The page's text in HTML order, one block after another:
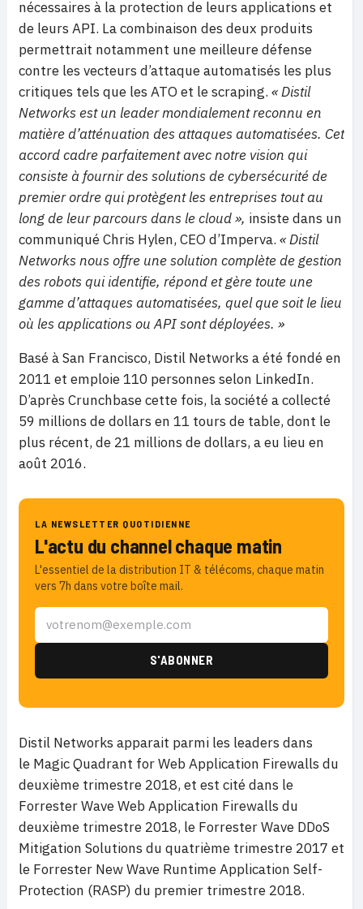
nécessaires à la protection de leurs applications et
de leurs API. La combinaison des deux produits
permettrait notamment une meilleure défense
contre les vecteurs d’attaque automatisés les plus
critiques tels que les ATO et le scraping. « Distil
Networks est un leader mondialement reconnu en
matière d’atténuation des attaques automatisées. Cet
accord cadre parfaitement avec notre vision qui
consiste à fournir des solutions de cybersécurité de
premier ordre qui protègent les entreprises tout au
long de leur parcours dans le cloud », insiste dans un
communiqué Chris Hylen, CEO d’Imperva. « Distil
Networks nous offre une solution complète de gestion
des robots qui identifie, répond et gère toute une
gamme d’attaques automatisées, quel que soit le lieu
où les applications ou API sont déployées. »
Basé à San Francisco, Distil Networks a été fondé en
2011 et emploie 110 personnes selon LinkedIn.
D’après Crunchbase cette fois, la société a collecté
59 millions de dollars en 11 tours de table, dont le
plus récent, de 21 millions de dollars, a eu lieu en
août 2016.
LA NEWSLETTER QUOTIDIENNE
L'actu du channel chaque matin
L'essentiel de la distribution IT & télécoms, chaque matin
vers 7h dans votre boîte mail.
Distil Networks apparait parmi les leaders dans
le Magic Quadrant for Web Application Firewalls du
deuxième trimestre 2018, et est cité dans le
Forrester Wave Web Application Firewalls du
deuxième trimestre 2018, le Forrester Wave DDoS
Mitigation Solutions du quatrième trimestre 2017 et
le Forrester New Wave Runtime Application Self-
Protection (RASP) du premier trimestre 2018.